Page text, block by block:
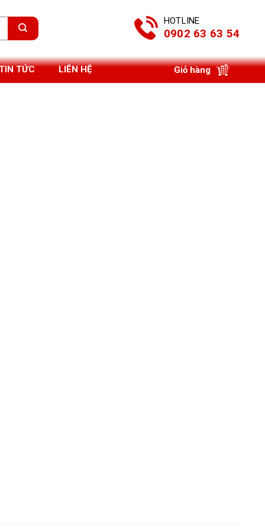
HOTLINE
0902 63 63 54
TỨC LIÊN HỆ Giỏ hàng